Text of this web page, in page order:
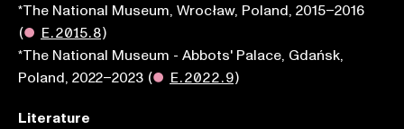
*The National Museum, Wrocław, Poland, 2015–2016
(● E.2015.8)
*The National Museum - Abbots' Palace, Gdańsk,
Poland, 2022–2023 (● E.2022.9)
Literature